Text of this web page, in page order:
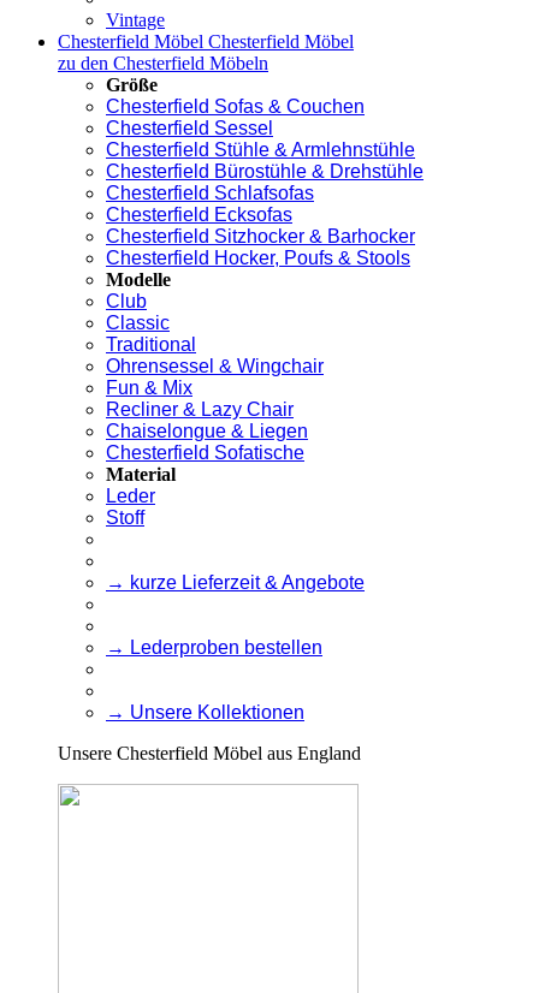
Vintage
Chesterfield Möbel Chesterfield Möbel
zu den Chesterfield Möbeln
Größe
Chesterfield Sofas & Couchen
Chesterfield Sessel
Chesterfield Stühle & Armlehnstühle
Chesterfield Bürostühle & Drehstühle
Chesterfield Schlafsofas
Chesterfield Ecksofas
Chesterfield Sitzhocker & Barhocker
Chesterfield Hocker, Poufs & Stools
Modelle
Club
Classic
Traditional
Ohrensessel & Wingchair
Fun & Mix
Recliner & Lazy Chair
Chaiselongue & Liegen
Chesterfield Sofatische
Material
Leder
Stoff
→ kurze Lieferzeit & Angebote
→ Lederproben bestellen
→ Unsere Kollektionen
Unsere Chesterfield Möbel aus England